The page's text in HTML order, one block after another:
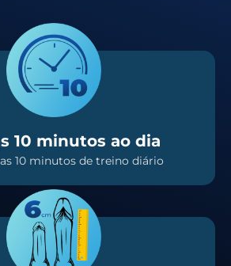
10 minutos ao dia
10 minutos de treino diário